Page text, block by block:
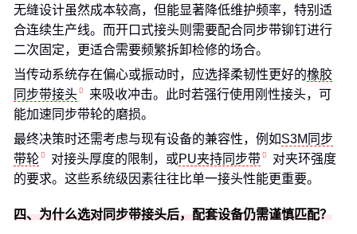
无缝设计虽然成本较高，但能显著降低维护频率，特别适
合连续生产线。而开口式接头则需要配合同步带铆钉进行
二次固定，更适合需要频繁拆卸检修的场合。
当传动系统存在偏心或振动时，应选择柔韧性更好的橡胶
同步带接头
来吸收冲击。此时若强行使用刚性接头，可
能加速同步带轮的磨损。
最终决策时还需考虑与现有设备的兼容性，例如S3M同步
带轮
对接头厚度的限制，或PU夹持同步带
对夹环强度
的要求。这些系统级因素往往比单一接头性能更重要。
四、为什么选对同步带接头后，配套设备仍需谨慎匹配？